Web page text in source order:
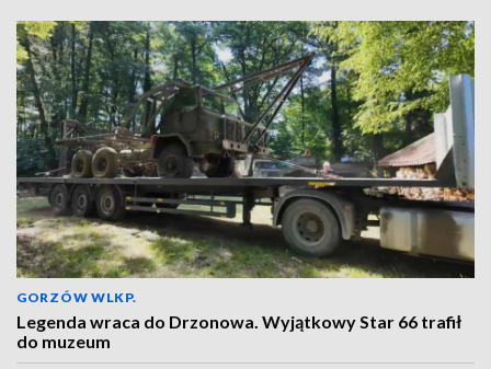
GORZÓW WLKP.
Legenda wraca do Drzonowa. Wyjątkowy Star 66 trafił
do muzeum